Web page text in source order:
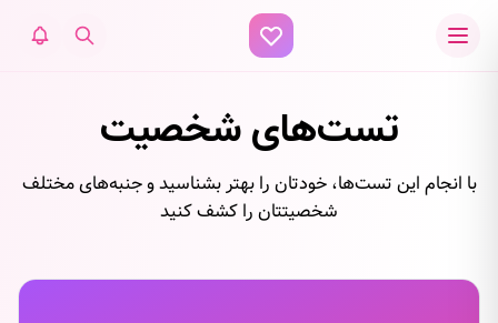
تست‌های شخصیت
با انجام این تست‌ها، خودتان را بهتر بشناسید و جنبه‌های مختلف
شخصیتتان را کشف کنید